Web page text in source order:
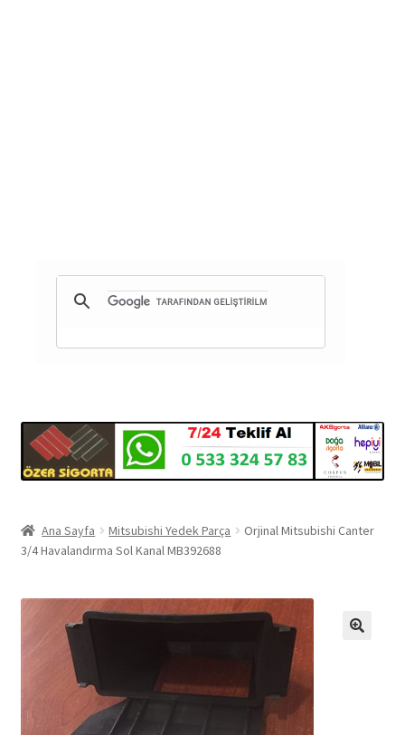
Ana Sayfa Mitsubishi Yedek Parça
Orjinal Mitsubishi Canter
3/4 Havalandırma Sol Kanal MB392688